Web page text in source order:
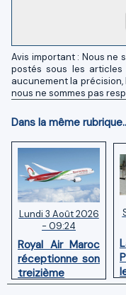
Avis important : Nous ne
postés sous les
aucunement la
nous ne sommes pas
Dans la même
Lundi 3 Août 2026
- 09:24
Royal Air Maroc
réceptionne son
treizième
Boeing 787